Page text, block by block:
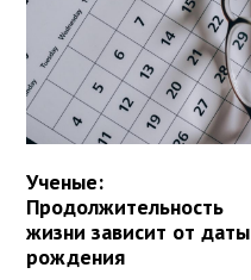
Ученые:
Продолжительность
жизни зависит от даты
рождения